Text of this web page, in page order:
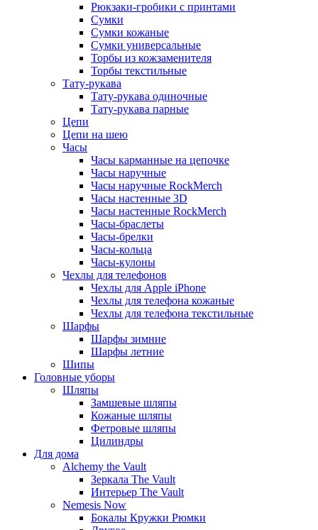
Рюкзаки-гробики с принтами
Сумки
Сумки кожаные
Сумки универсальные
Торбы из кожзаменителя
Торбы текстильные
Тату-рукава
Тату-рукава одиночные
Тату-рукава парные
Цепи
Цепи на шею
Часы
Часы карманные на цепочке
Часы наручные
Часы наручные RockMerch
Часы настенные 3D
Часы настенные RockMerch
Часы-браслеты
Часы-брелки
Часы-кольца
Часы-кулоны
Чехлы для телефонов
Чехлы для Apple iPhone
Чехлы для телефона кожаные
Чехлы для телефона текстильные
Шарфы
Шарфы зимние
Шарфы летние
Шипы
Головные уборы
Шляпы
Замшевые шляпы
Кожаные шляпы
Фетровые шляпы
Цилиндры
Для дома
Alchemy the Vault
Зеркала The Vault
Интерьер The Vault
Nemesis Now
Бокалы Кружки Рюмки